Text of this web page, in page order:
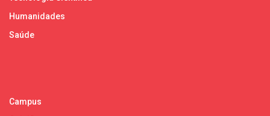
Humanidades
Saúde
Campus